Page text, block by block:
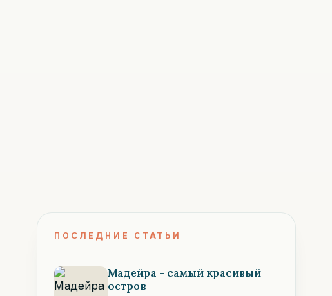
ПОСЛЕДНИЕ СТАТЬИ
Мадейра - самый красивый
остров